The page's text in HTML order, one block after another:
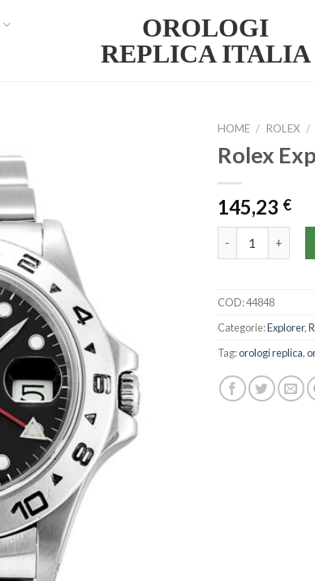
OROLOGI
REPLICA ITALIA
HOME / ROLEX /
Rolex
145,23 €
COD:44848
Categorie:Explorer,
Tag:orologi replica,